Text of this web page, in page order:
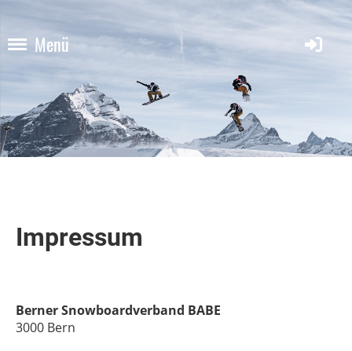
Menü
Impressum
Berner Snowboardverband BABE
3000 Bern